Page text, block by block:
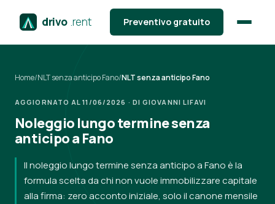
drivo .rent Preventivo gratuito
Home/NLT senza anticipo Fano/NLT senza anticipo Fano
AGGIORNATO AL 11/06/2026 · DI GIOVANNI LIFAVI
Noleggio lungo termine senza
anticipo a Fano
Il noleggio lungo termine senza anticipo a Fano è la
formula scelta da chi non vuole immobilizzare capitale
alla firma: zero acconto iniziale, solo il canone mensile